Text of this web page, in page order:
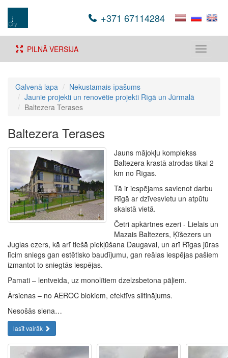
+371 67114284
Toggle
PILNĀ VERSIJA
Galvenā lapa
Nekustamais īpašums
Jaunie projekti un renovētie projekti Rīgā un Jūrmalā
Baltezera Terases
Baltezera Terases
Jauns mājokļu komplekss
Baltezera krastā atrodas tikai 2
km no Rīgas.
Tā ir iespējams savienot darbu
Rīgā ar dzīvesvietu un atpūtu
skaistā vietā.
Četri apkārtnes ezeri - Lielais un
Mazais Baltezers, Ķīšezers un
Juglas ezers, kā arī tiešā piekļūšana Daugavai, un arī Rīgas jūras
līcim sniegs gan estētisko baudījumu, gan reālas iespējas pašiem
izmantot to sniegtās iespējas.
Pamati – lentveida, uz monolītiem dzelzsbetona pāļiem.
Ārsienas – no AEROC blokiem, efektīvs siltinājums.
Nesošās siena…
lasīt vairāk